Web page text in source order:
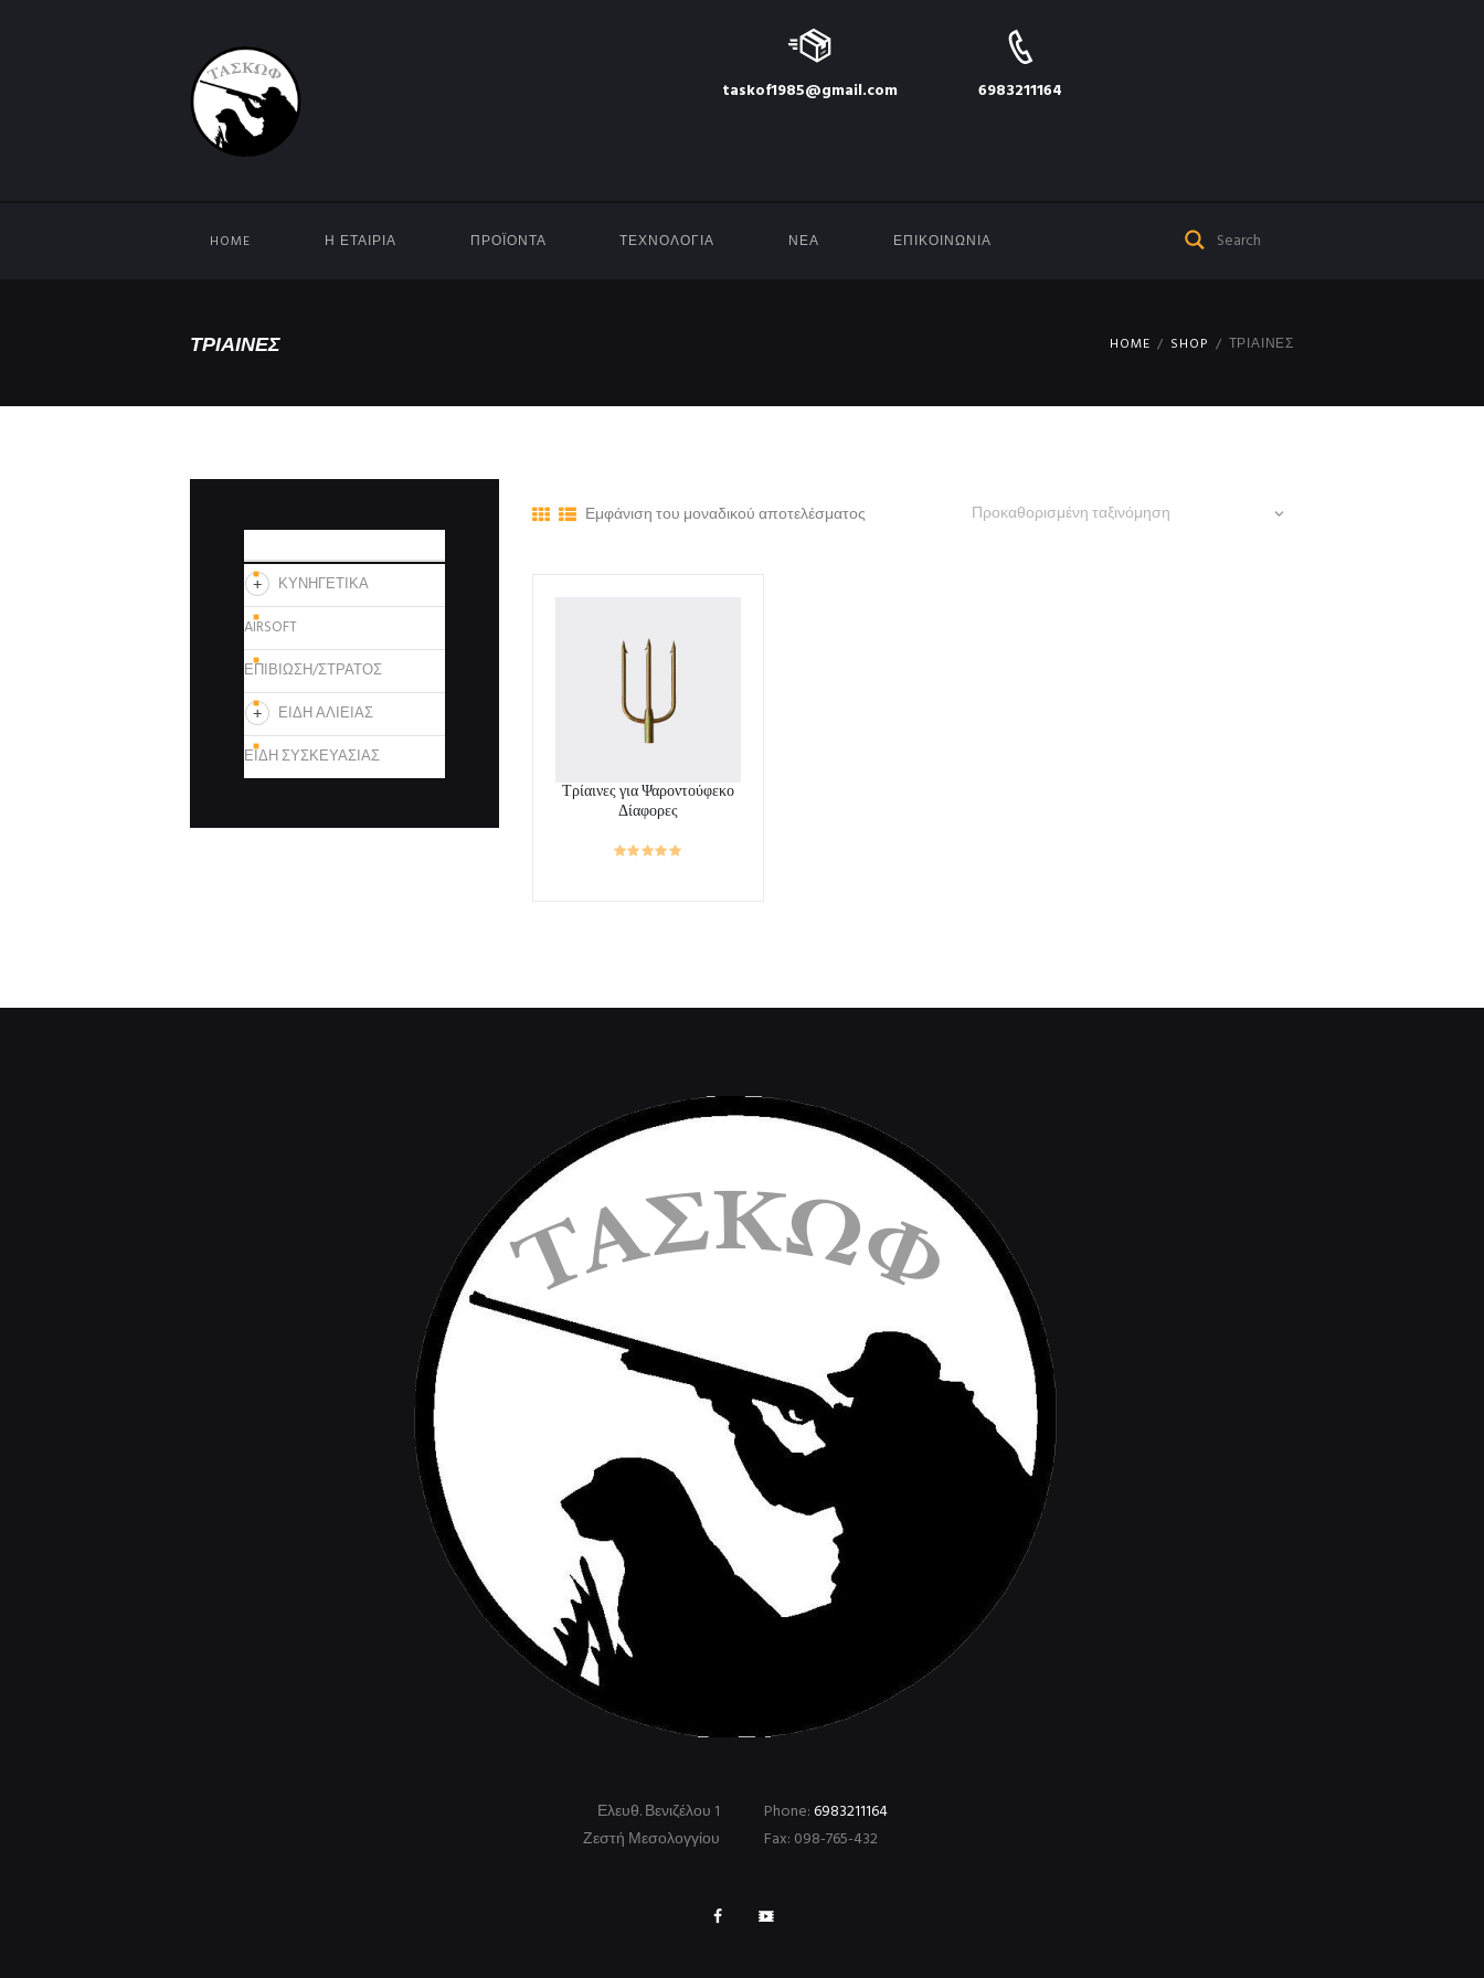
taskof1985@gmail.com 6983211164
HOME Η ΕΤΑΙΡΊΑ ΠΡΟΪΟΝΤΑ ΤΕΧΝΟΛΟΓΙΑ ΝΕΑ ΕΠΙΚΟΙΝΩΝΙΑ
ΤΡΊΑΙΝΕΣ HOME SHOP ΤΡΊΑΙΝΕΣ
Εμφάνιση του μοναδικού αποτελέσματος
Τρίαινες για Ψαροντούφεκο
Δίαφορες
ΚΥΝΗΓΕΤΙΚΑ
AIRSOFT
ΕΠΙΒΙΩΣΗ/ΣΤΡΑΤΟΣ
ΕΙΔΗ ΑΛΙΕΙΑΣ
ΕΙΔΗ ΣΥΣΚΕΥΑΣΙΑΣ
Phone:6983211164
Fax: 098-765-432
Ελευθ. Βενιζέλου 1
Ζεστή Μεσολογγίου